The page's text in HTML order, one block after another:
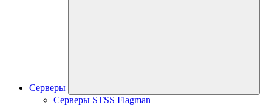
Серверы
Серверы STSS Flagman